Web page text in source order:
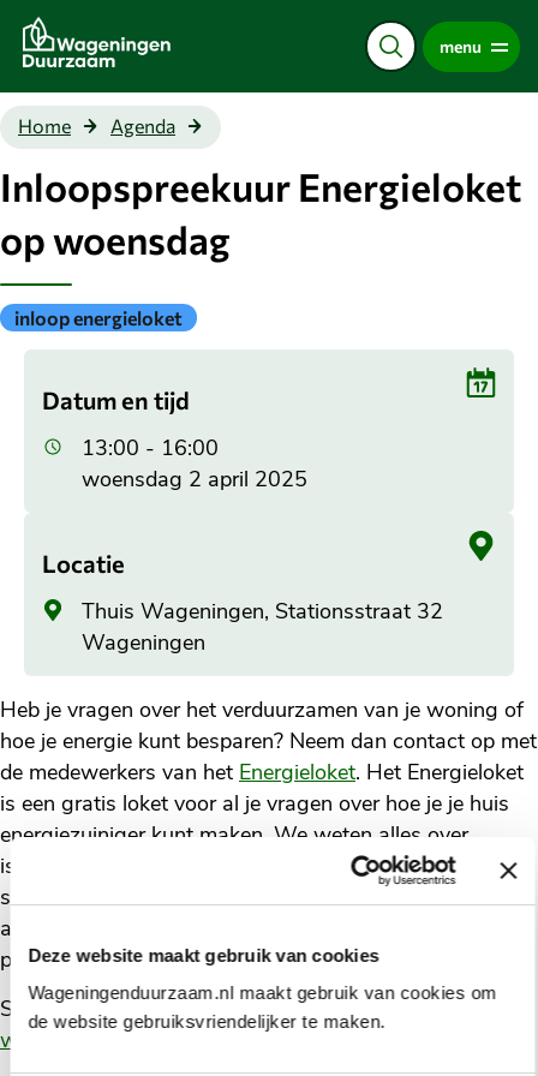
Deze website maakt gebruik van cookies
Wageningenduurzaam.nl maakt gebruik van cookies om
de website gebruiksvriendelijker te maken.
Direct
naar
de
content
menu
Home Agenda
Inloopspreekuur
Energieloket op
Inloopspreekuur Energieloket
op woensdag
Gepubliceerd
categorie:
inloop energieloket
Datum en tijd
13:00 - 16:00
woensdag 2 april 2025
Locatie
Algemeen
adres
Thuis Wageningen, Stationsstraat 32
Wageningen
Heb je vragen over het verduurzamen van je woning of
hoe je energie kunt besparen? Neem dan contact op met
de medewerkers van het Energieloket. Het Energieloket
is een gratis loket voor al je vragen over hoe je je huis
energiezuiniger kunt maken. We weten alles over
isolatie, zonnepanelen of warmtepompen, en over
subsidies of leningen die je hiervoor kunt aanvragen. En
als we het niet weten, helpen we je op weg naar de
persoon of organisatie die het je kan vertellen.
Stuur je vraag in een e-mail naar:vraag@energieloket-
wageningen.nl
(0317) 49 28 01